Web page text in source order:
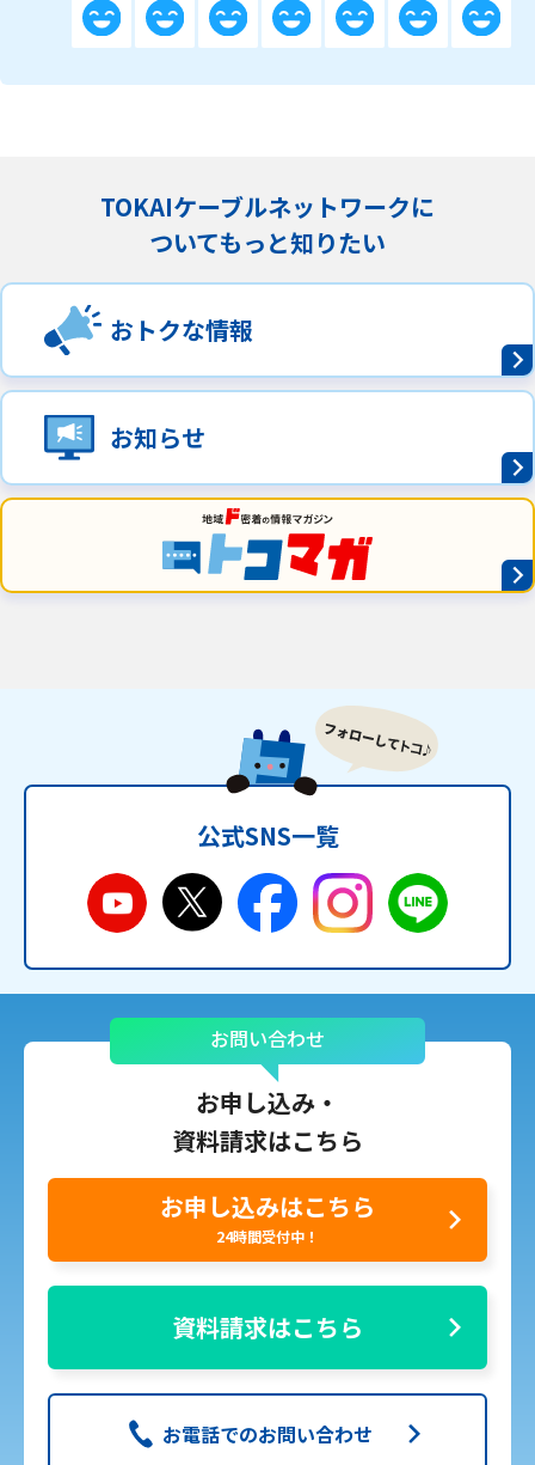
TOKAIケーブルネットワークに
ついてもっと知りたい
おトクな情報
お知らせ
公式SNS一覧
お問い合わせ
お申し込み・
資料請求はこちら
お申し込みはこちら
24時間受付中！
資料請求はこちら
お電話でのお問い合わせ